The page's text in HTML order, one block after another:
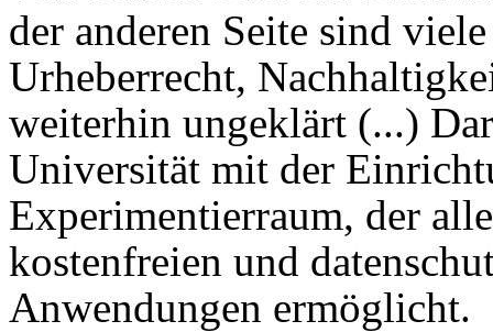
der anderen Seite sind
Urheberrecht,
weiterhin ungeklärt (...)
Universität mit der
Experimentierraum, der
kostenfreien und
Anwendungen ermöglicht.